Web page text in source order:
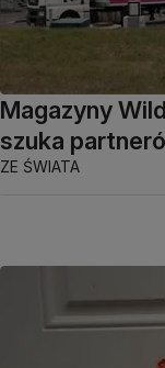
Magazyny
szuka
ZE ŚWIATA